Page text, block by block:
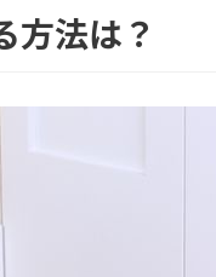
方法は？